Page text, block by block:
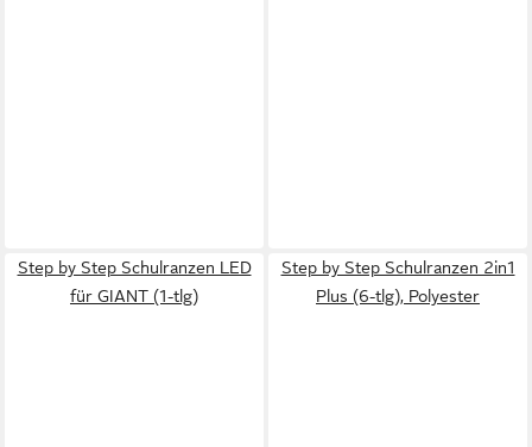
Step by Step Schulranzen LED
für GIANT (1-tlg)
Step by Step Schulranzen 2in1
Plus (6-tlg), Polyester